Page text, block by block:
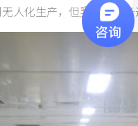
人化生产，但乳化机设